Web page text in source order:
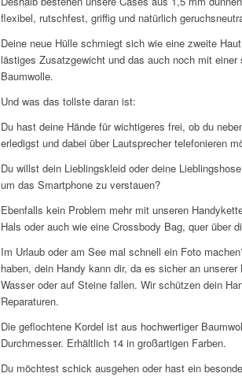
flexibel, rutschfest, griffig und natürlich
Deine neue Hülle schmiegt sich wie eine zweite
lästiges Zusatzgewicht und das auch noch mit
Baumwolle.
Und was das tollste daran ist:
Du hast deine Hände für wichtigeres frei, ob du
erledigst und dabei über Lautsprecher telefonieren
Du willst dein Lieblingskleid oder deine
um das Smartphone zu verstauen?
Ebenfalls kein Problem mehr mit unseren
Hals oder auch wie eine Crossbody Bag, quer über
Im Urlaub oder am See mal schnell ein Foto
haben, dein Handy kann dir, da es sicher an
Wasser oder auf Steine fallen. Wir schützen dein
Reparaturen.
Die geflochtene Kordel ist aus hochwertiger
Durchmesser. Erhältlich 14 in großartigen Farben.
Du möchtest schick ausgehen oder hast ein